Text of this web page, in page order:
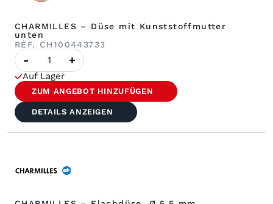
CHARMILLES – Düse mit Kunststoffmutter
unten
RÉF. CH100443733
Anzahl
CHARMILLES
–
Düse,
untere
Kunststoffmutter
- +
Auf Lager
ZUM ANGEBOT HINZUFÜGEN
DETAILS ANZEIGEN